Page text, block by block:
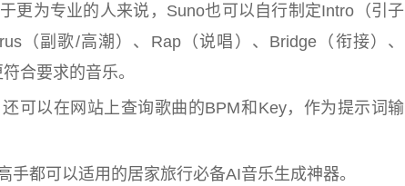
更为专业的人来说，Suno也可以自行制定Intro（引子
（副歌/高潮）、Rap（说唱）、Bridge（衔接）、
合要求的音乐。
可以在网站上查询歌曲的BPM和Key，作为提示词输
手都可以适用的居家旅行必备AI音乐生成神器。